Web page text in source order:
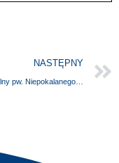
NASTĘPNY
Kościół filialny pw. Niepokalanego Serca NMP